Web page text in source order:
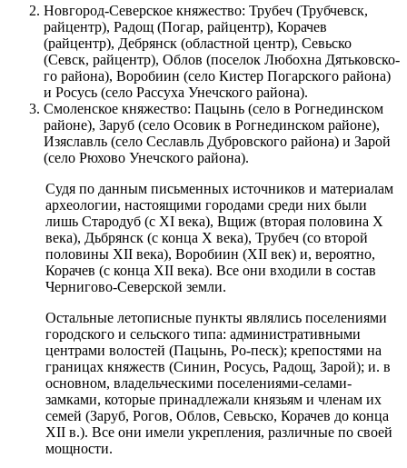
Новгород-Северское княжество: Трубеч (Трубчевск,
райцентр), Радощ (Погар, райцентр), Корачев
(райцентр), Дебрянск (областной центр), Севьско
(Севск, райцентр), Облов (поселок Любохна Дятьковско-
го района), Воробиин (село Кистер Погарского района)
и Росусь (село Рассуха Унечского района).
Смоленское княжество: Пацынь (село в Рогнединском
районе), Заруб (село Осовик в Рогнединском районе),
Изяславль (село Сеславль Дубровского района) и Зарой
(село Рюхово Унечского района).
Судя по данным письменных источников и материалам
археологии, настоящими городами среди них были
лишь Стародуб (с XI века), Вщиж (вторая половина X
века), Дьбрянск (с конца X века), Трубеч (со второй
половины XII века), Воробиин (XII век) и, вероятно,
Корачев (с конца XII века). Все они входили в состав
Чернигово-Северской земли.
Остальные летописные пункты являлись поселениями
городского и сельского типа: административными
центрами волостей (Пацынь, Ро-песк); крепостями на
границах княжеств (Синин, Росусь, Радощ, Зарой); и. в
основном, владельческими поселениями-селами-
замками, которые принадлежали князьям и членам их
семей (Заруб, Рогов, Облов, Севьско, Корачев до конца
XII в.). Все они имели укрепления, различные по своей
мощности.